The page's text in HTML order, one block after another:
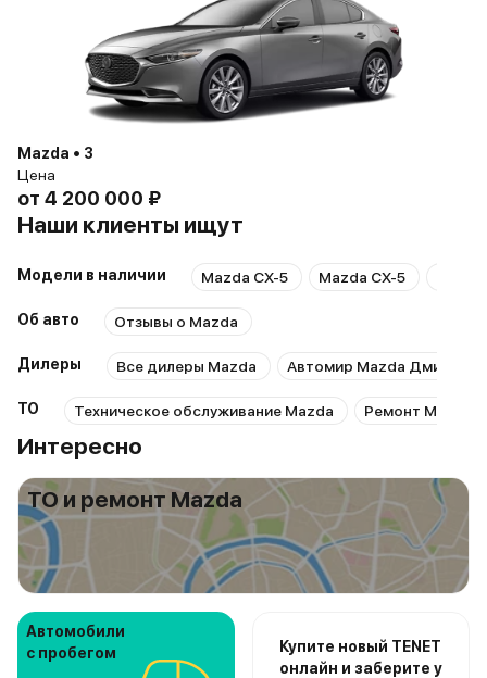
Mazda • 3
Цена
от 4 200 000 ₽
Наши клиенты ищут
Модели в наличии Mazda CX-5 Mazda CX-5
Об авто Отзывы о Mazda
Дилеры Все дилеры Mazda Автомир Mazda
ТО Техническое обслуживание Mazda Ремонт Mazda
Интересно
ТО и ремонт Mazda
Автомобили
с пробегом
Купите новый TENET
онлайн и заберите у